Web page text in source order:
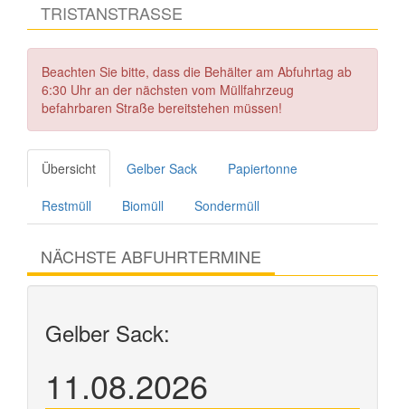
TRISTANSTRASSE
Beachten Sie bitte, dass die Behälter am Abfuhrtag ab
6:30 Uhr an der nächsten vom Müllfahrzeug
befahrbaren Straße bereitstehen müssen!
Übersicht Gelber Sack Papiertonne
Restmüll Biomüll Sondermüll
NÄCHSTE ABFUHRTERMINE
Gelber Sack:
11.08.2026